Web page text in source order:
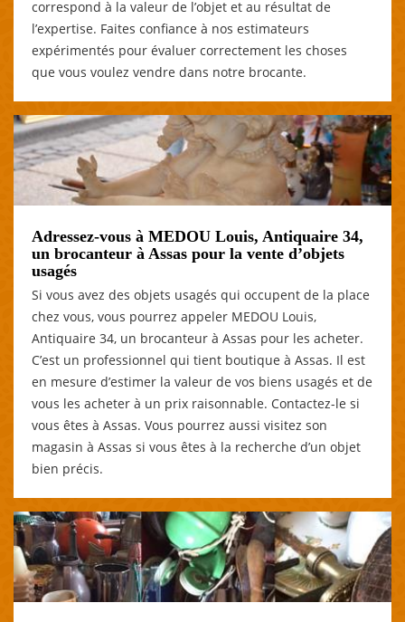
correspond à la valeur de l’objet et au résultat de
l’expertise. Faites confiance à nos estimateurs
expérimentés pour évaluer correctement les choses
que vous voulez vendre dans notre brocante.
Adressez-vous à MEDOU Louis, Antiquaire 34,
un brocanteur à Assas pour la vente d’objets
usagés
Si vous avez des objets usagés qui occupent de la place
chez vous, vous pourrez appeler MEDOU Louis,
Antiquaire 34, un brocanteur à Assas pour les acheter.
C’est un professionnel qui tient boutique à Assas. Il est
en mesure d’estimer la valeur de vos biens usagés et de
vous les acheter à un prix raisonnable. Contactez-le si
vous êtes à Assas. Vous pourrez aussi visitez son
magasin à Assas si vous êtes à la recherche d’un objet
bien précis.